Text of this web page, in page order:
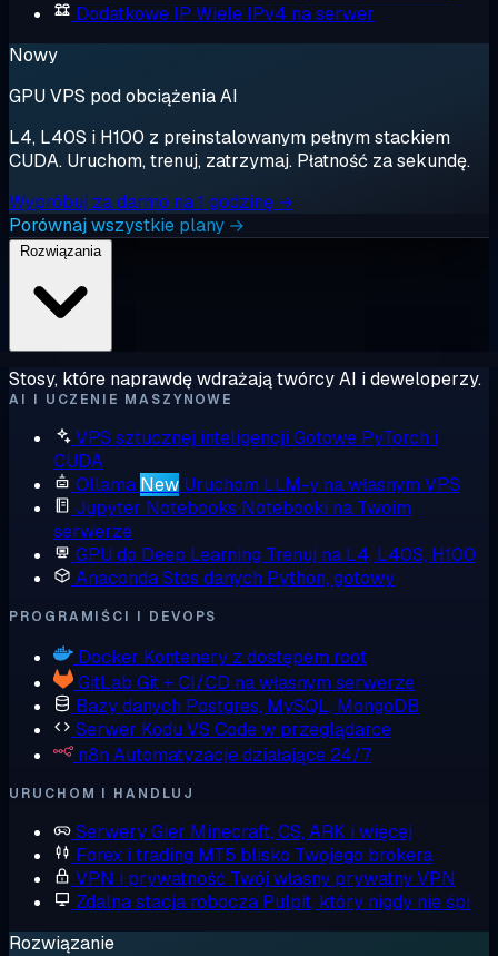
Dodatkowe IP Wiele IPv4 na serwer
Nowy
GPU VPS pod obciążenia AI
L4, L40S i H100 z preinstalowanym pełnym stackiem
CUDA. Uruchom, trenuj, zatrzymaj. Płatność za sekundę.
Wypróbuj za darmo na 1 godzinę →
Porównaj wszystkie plany →
Rozwiązania
Stosy, które naprawdę wdrażają twórcy AI i deweloperzy.
AI I UCZENIE MASZYNOWE
VPS sztucznej inteligencji Gotowe PyTorch i
CUDA
Ollama New Uruchom LLM-y na własnym VPS
Jupyter Notebooks Notebooki na Twoim
serwerze
GPU do Deep Learning Trenuj na L4, L40S, H100
AnacondaStos danych Python, gotowy
PROGRAMIŚCI I DEVOPS
Docker Kontenery z dostępem root
GitLab Git + CI/CD na własnym serwerze
Bazy danych Postgres, MySQL, MongoDB
Serwer Kodu VS Code w przeglądarce
n8n Automatyzacje działające 24/7
URUCHOM I HANDLUJ
Serwery Gier Minecraft, CS, ARK i więcej
Forex i trading MT5 blisko Twojego brokera
VPN i prywatność Twój własny prywatny VPN
Zdalna stacja robocza Pulpit, który nigdy nie śpi
Rozwiązanie